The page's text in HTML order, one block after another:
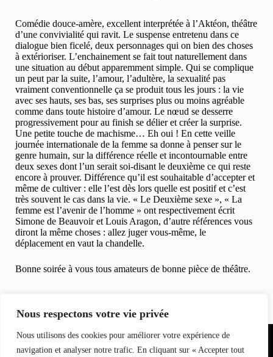
Nous respectons votre vie privée
Nous utilisons des cookies pour améliorer votre expérience de
navigation et analyser notre trafic. En cliquant sur « Accepter tout
Comédie douce-amère, excellent interprétée à l’Aktéon, théâtre
d’une convivialité qui ravit. Le suspense entretenu dans ce
dialogue bien ficelé, deux personnages qui on bien des choses
à extérioriser. L’enchainement se fait tout naturellement dans
une situation au début apparemment simple. Qui se complique
un peut par la suite, l’amour, l’adultère, la sexualité pas
vraiment conventionnelle ça se produit tous les jours : la vie
avec ses hauts, ses bas, ses surprises plus ou moins agréable
comme dans toute histoire d’amour. Le nœud se desserre
progressivement pour au finish se délier et créer la surprise.
Une petite touche de machisme… Eh oui ! En cette veille
journée internationale de la femme sa donne à penser sur le
genre humain, sur la différence réelle et incontournable entre
deux sexes dont l’un serait soi-disant le deuxième ce qui reste
encore à prouver. Différence qu’il est souhaitable d’accepter et
même de cultiver : elle l’est dès lors quelle est positif et c’est
très souvent le cas dans la vie. « Le Deuxième sexe », « La
femme est l’avenir de l’homme » ont respectivement écrit
Simone de Beauvoir et Louis Aragon, d’autre références vous
diront la même choses : allez juger vous-même, le
déplacement en vaut la chandelle.
Bonne soirée à vous tous amateurs de bonne pièce de théâtre.
Crédit photos Hughes Marcouyau
Equipe du
magazine
Contact Partenariat
nfo